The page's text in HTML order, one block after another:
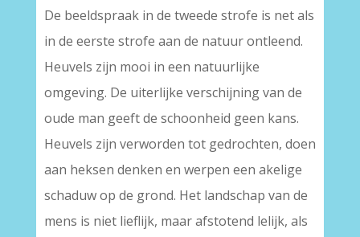
De beeldspraak in de tweede strofe is net als
in de eerste strofe aan de natuur ontleend.
Heuvels zijn mooi in een natuurlijke
omgeving. De uiterlijke verschijning van de
oude man geeft de schoonheid geen kans.
Heuvels zijn verworden tot gedrochten, doen
aan heksen denken en werpen een akelige
schaduw op de grond. Het landschap van de
mens is niet lieflijk, maar afstotend lelijk, als